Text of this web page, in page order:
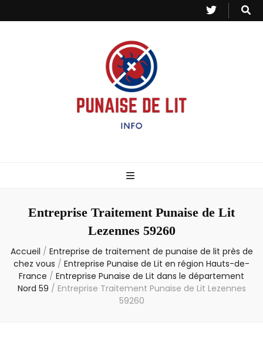
– Info
Entreprise Traitement Punaise de Lit
Lezennes 59260
Accueil / Entreprise de traitement de punaise de lit près de
chez vous / Entreprise Punaise de Lit en région Hauts-de-
France / Entreprise Punaise de Lit dans le département
Nord 59 / Entreprise Traitement Punaise de Lit Lezennes
59260